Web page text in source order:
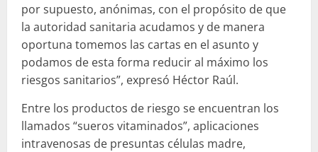
por supuesto, anónimas, con el propósito de que
la autoridad sanitaria acudamos y de manera
oportuna tomemos las cartas en el asunto y
podamos de esta forma reducir al máximo los
riesgos sanitarios”, expresó Héctor Raúl.
Entre los productos de riesgo se encuentran los
llamados “sueros vitaminados”, aplicaciones
intravenosas de presuntas células madre,